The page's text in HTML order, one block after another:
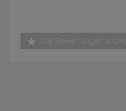
Alle Bewertungen